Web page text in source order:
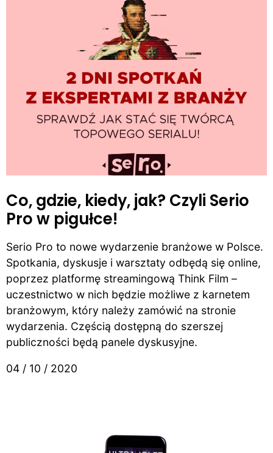
Co, gdzie, kiedy, jak? Czyli Serio
Pro w pigułce!
Serio Pro to nowe wydarzenie branżowe w Polsce.
Spotkania, dyskusje i warsztaty odbędą się online,
poprzez platformę streamingową Think Film –
uczestnictwo w nich będzie możliwe z karnetem
branżowym, który należy zamówić na stronie
wydarzenia. Częścią dostępną do szerszej
publiczności będą panele dyskusyjne.
04 / 10 / 2020